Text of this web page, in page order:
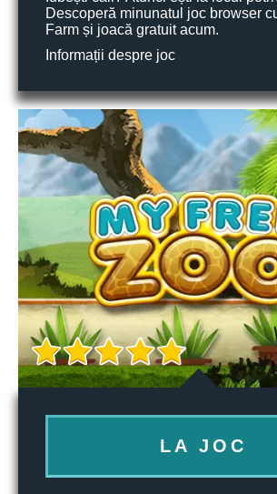
Descoperă minunatul joc browser
Farm și joacă gratuit acum.
Informații despre joc
LA JOC